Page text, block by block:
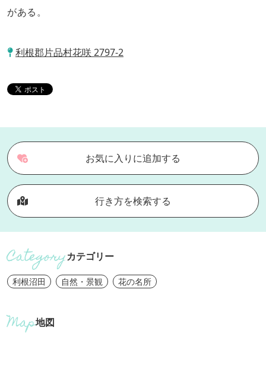
がある。
利根郡片品村花咲 2797-2
お気に入りに追加する
行き方を検索する
カテゴリー
利根沼田 自然・景観 花の名所
地図